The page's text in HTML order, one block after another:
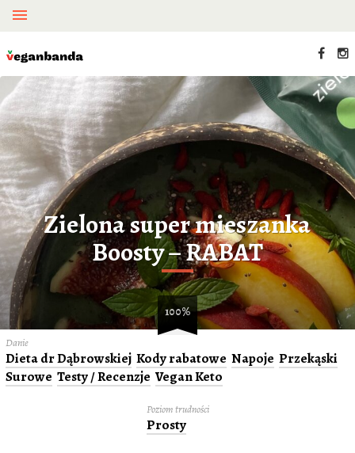
Zielona super mieszanka
Boosty – RABAT
100%
Danie
Dieta dr Dąbrowskiej Kody rabatowe Napoje Przekąski
Surowe Testy / Recenzje Vegan Keto
Poziom trudności
Prosty